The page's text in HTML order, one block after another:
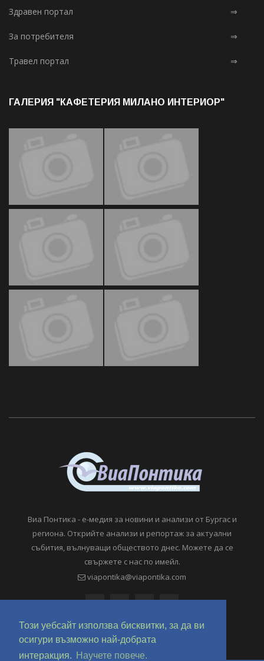
Този уебсайт използва бисквитки, за да ви
осигури възможно най-добрата
интеракция.
Научете повече.
Здравен портал ⇒
За потребителя ⇒
Травел портал ⇒
ГАЛЕРИЯ "КАФЕТЕРИЯ МИЛАНО ИНТЕРИОР"
Виа Понтика - е-медия за новини и анализи от Бургас и
региона. Открийте анализи и репортаж за актуални
събития, вълнуващи обществото днес. Можете да се
свържете с нас по имейл.
viapontika@viapontika.com